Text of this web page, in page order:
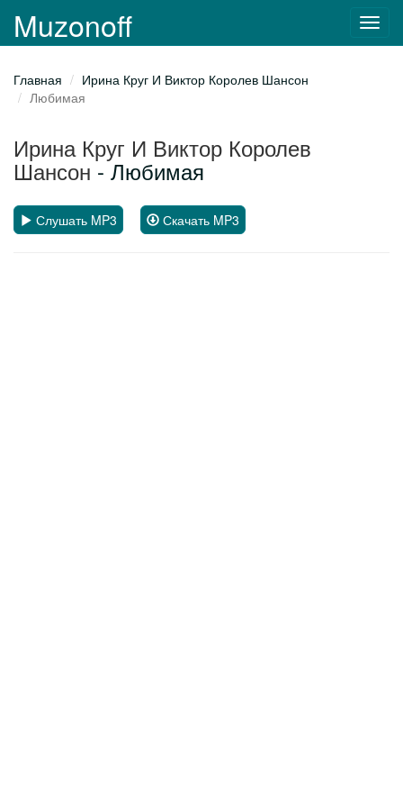
Muzonoff
Главная
Ирина Круг И Виктор Королев Шансон
Любимая
Ирина Круг И Виктор Королев
Шансон- Любимая
Слушать MP3 Скачать MP3